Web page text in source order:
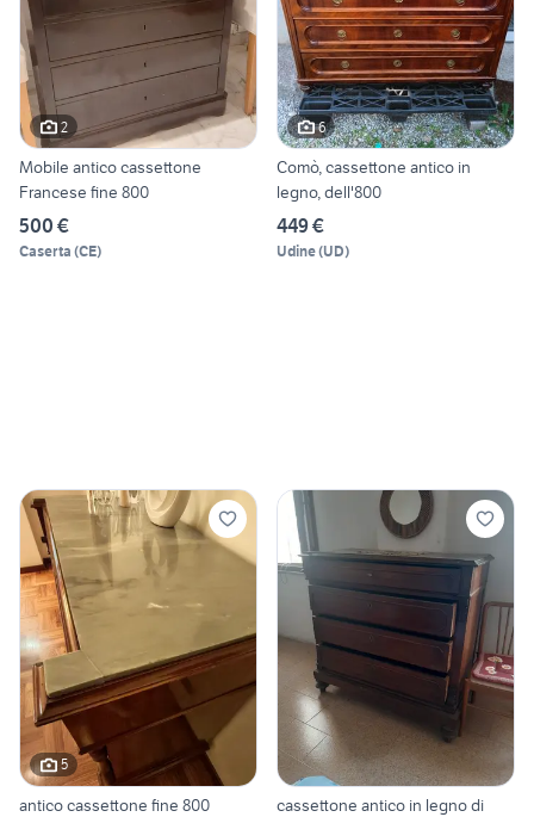
2
Mobile antico cassettone
Francese fine 800
500 €
Caserta (CE)
6
Comò, cassettone antico in
legno, dell'800
449 €
Udine(UD)
5
antico cassettone fine 800
cassettone antico in legno di